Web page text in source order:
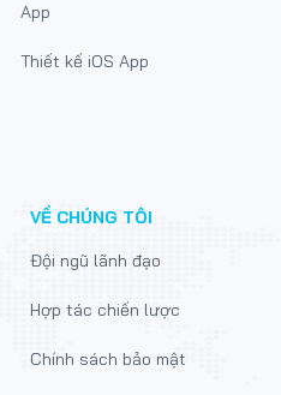
App
Thiết kế iOS App
VỀ CHÚNG TÔI
Đội ngũ lãnh đạo
Hợp tác chiến lược
Chính sách bảo mật